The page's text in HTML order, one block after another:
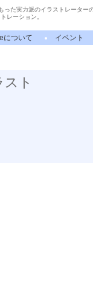
った実力派のイラストレーター
レーション。
について イベント
ト